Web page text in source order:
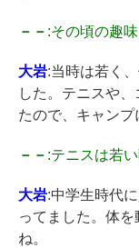
－－ :その頃の趣
大岩:当時は若く
した。テニスや
たので、キャンプ
－－ :テニスは若
大岩:中学生時代
ってました。体
ね。